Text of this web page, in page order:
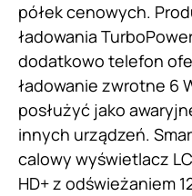
półek cenowych.
ładowania
dodatkowo telefon
ładowanie zwrotne 6
posłużyć jako
innych urządzeń.
calowy wyświetlacz
HD+ z odświeżaniem